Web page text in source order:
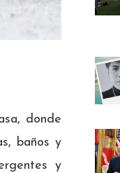
donde
baños y
y